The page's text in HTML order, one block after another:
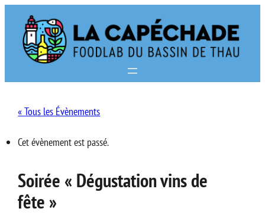
« Tous les Évènements
Cet évènement est passé.
Soirée « Dégustation vins de
fête »